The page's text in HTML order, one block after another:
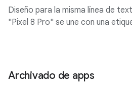
Diseño para la misma línea de
"Pixel 8 Pro" se une con una
Archivado de apps